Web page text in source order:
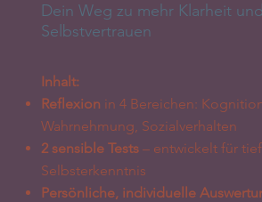
Dein Weg zu mehr Klarheit und
Selbstvertrauen
Inhalt:
Reflexion in 4 Bereichen:
Wahrnehmung, Sozialverhalten
2 sensible Tests– entwickelt für
Selbsterkenntnis
Persönliche, individuelle